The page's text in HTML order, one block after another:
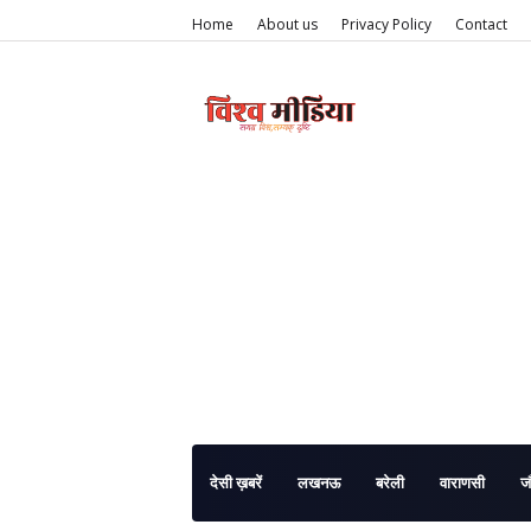
Home About us Privacy Policy Contact
देसी ख़बरें लखनऊ बरेली वाराणसी